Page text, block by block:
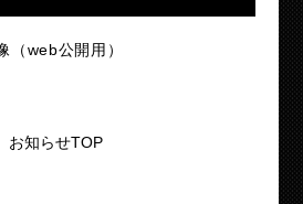
（web公開用）
お知らせTOP